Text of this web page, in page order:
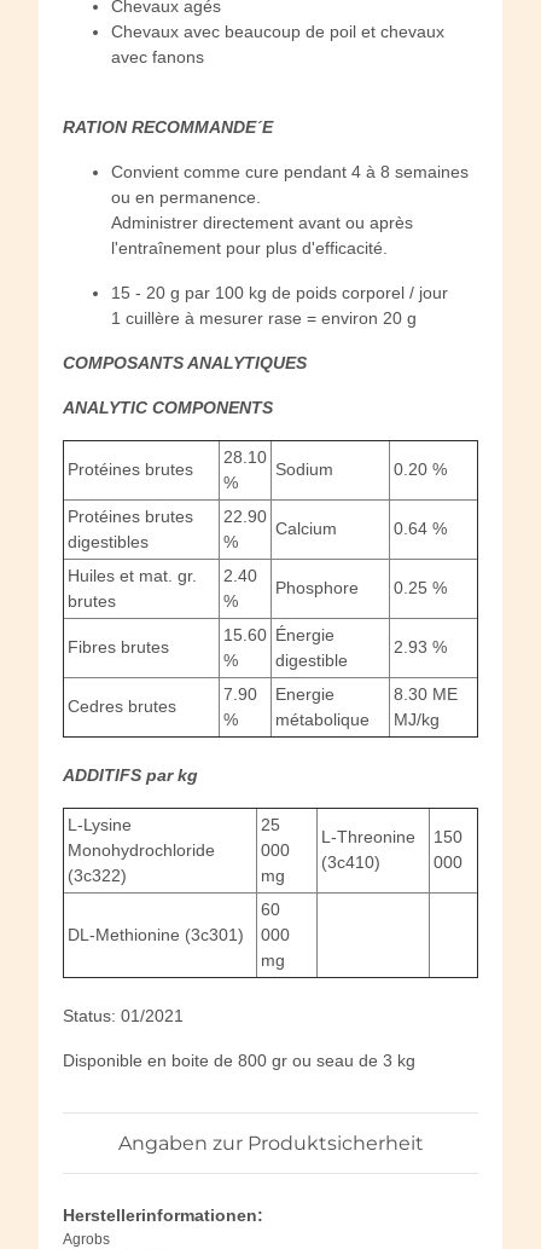
Chevaux agés
Chevaux avec beaucoup de poil et chevaux
avec fanons
RATION RECOMMANDE´E
Convient comme cure pendant 4 à 8 semaines
ou en permanence.
Administrer directement avant ou après
l'entraînement pour plus d'efficacité.
15 - 20 g par 100 kg de poids corporel / jour
1 cuillère à mesurer rase = environ 20 g
COMPOSANTS ANALYTIQUES
ANALYTIC COMPONENTS
Protéines brutes
28.10
%
Sodium 0.20 %
Protéines brutes
digestibles
22.90
%
Calcium 0.64 %
Huiles et mat. gr.
brutes
2.40
%
Phosphore 0.25 %
Fibres brutes
15.60
%
Énergie
digestible
2.93 %
Cedres brutes
7.90
%
Energie
métabolique
8.30 ME
MJ/kg
ADDITIFS par kg
L-Lysine
Monohydrochloride
(3c322)
25
000
mg
L-Threonine
(3c410)
150
000
DL-Methionine (3c301)
60
000
mg
Status: 01/2021
Disponible en boite de 800 gr ou seau de 3 kg
Angaben zur Produktsicherheit
Herstellerinformationen:
Agrobs